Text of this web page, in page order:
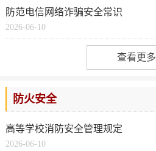
防范电信网络诈骗安全常识
2026-06-10
查看更多
防火安全
高等学校消防安全管理规定
2026-06-10